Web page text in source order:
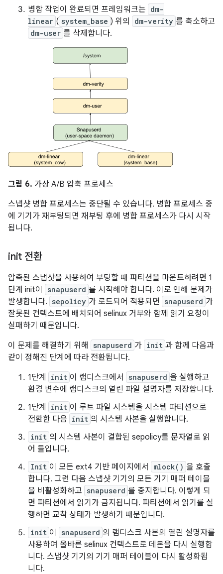
병합 작업이 완료되면 프레임워크는 dm-
linear ( system_base ) 위의 dm-verity 를 축소하고
dm-user 를 삭제합니다.
그림 6. 가상 A/B 압축 프로세스
스냅샷 병합 프로세스는 중단될 수 있습니다. 병합 프로세스 중
에 기기가 재부팅되면 재부팅 후에 병합 프로세스가 다시 시작
됩니다.
init 전환
압축된 스냅샷을 사용하여 부팅할 때 파티션을 마운트하려면 1
단계 init이
snapuserd 를 시작해야 합니다. 이로 인해 문제가
발생합니다. sepolicy 가 로드되어 적용되면 snapuserd 가
잘못된 컨텍스트에 배치되어 selinux 거부와 함께 읽기 요청이
실패하기 때문입니다.
이 문제를 해결하기 위해
snapuserd 가 init 과 함께 다음과
같이 정해진 단계에 따라 전환됩니다.
1단계
init 이 램디스크에서 snapuserd 을 실행하고
환경 변수에 램디스크의 열린 파일 설명자를 저장합니다.
1단계
init 이 루트 파일 시스템을 시스템 파티션으로
전환한 다음 init 의 시스템 사본을 실행합니다.
init 의 시스템 사본이 결합된 sepolicy를 문자열로 읽
어 들입니다.
Init 이 모든 ext4 기반 페이지에서 mlock() 을 호출
합니다. 그런 다음 스냅샷 기기의 모든 기기 매퍼 테이블
을 비활성화하고 snapuserd 를 중지합니다. 이렇게 되
면 파티션에서 읽기가 금지됩니다. 파티션에서 읽기를 실
행하면 교착 상태가 발생하기 때문입니다.
init 이 snapuserd 의 램디스크 사본의 열린 설명자를
사용하여 올바른 selinux 컨텍스트로 데몬을 다시 실행합
니다. 스냅샷 기기의 기기 매퍼 테이블이 다시 활성화됩
니다.